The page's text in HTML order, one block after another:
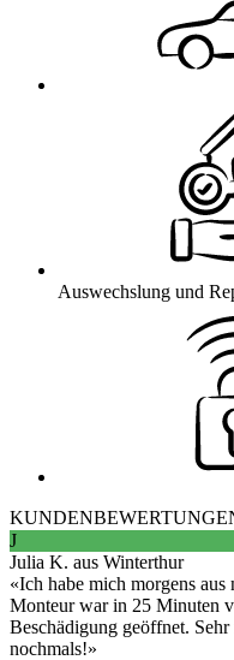
Auswechslung und
J
Julia K. aus Winterthur
Ich habe mich morgens
Monteur war in 25 Minuten
Beschädigung geöffnet.
nochmals!